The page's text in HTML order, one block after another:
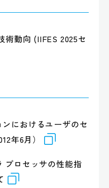
術動向 (IIFES 2025セ
におけるユーザのセ
年6月）
プロセッサの性能指